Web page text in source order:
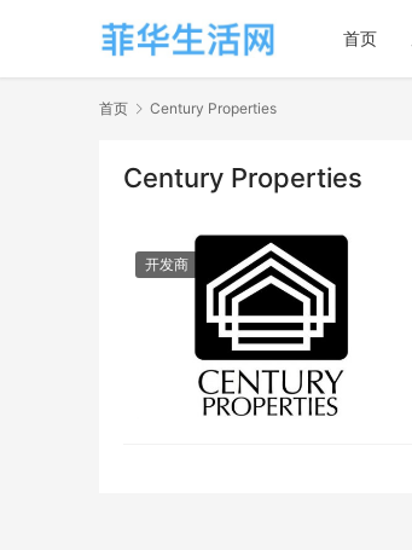
首页
首页 Century Properties
Century Properties
开发商